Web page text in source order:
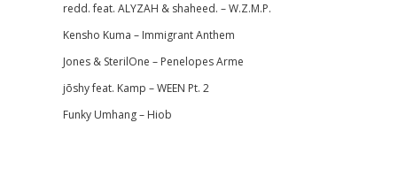
redd. feat. ALYZAH & shaheed. – W.Z.M.P.
Kensho Kuma – Immigrant Anthem
Jones & SterilOne – Penelopes Arme
jōshy feat. Kamp – WEEN Pt. 2
Funky Umhang – Hiob